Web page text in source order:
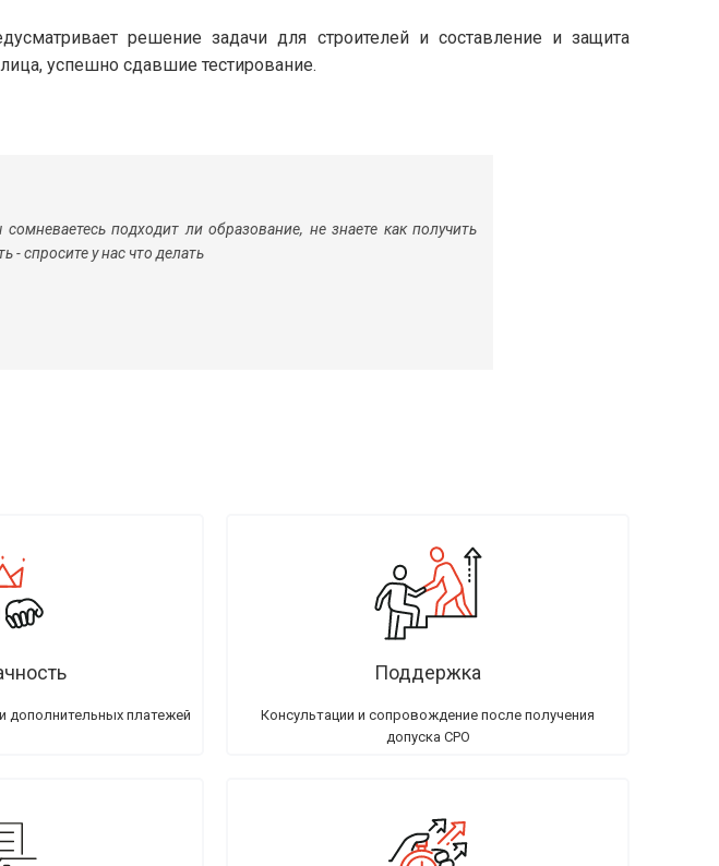
решение задачи для строителей и составление и защита
успешно сдавшие тестирование.
подходит ли образование, не знаете как получить
- спросите у нас что делать
дополнительных платежей
Поддержка
Консультации и сопровождение после получения
допуска СРО